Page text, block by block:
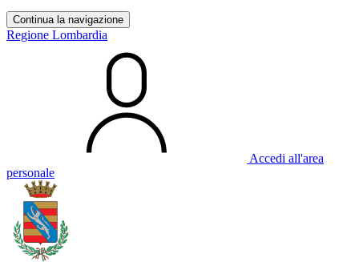
Continua la navigazione
Regione Lombardia
Accedi all'area
personale